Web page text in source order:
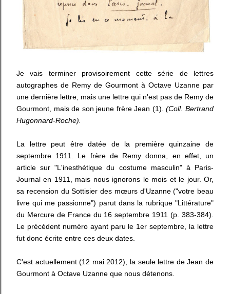
Je vais terminer provisoirement cette série de lettres
autographes de Remy de Gourmont à Octave Uzanne par
une dernière lettre, mais une lettre qui n'est pas de Remy de
Gourmont, mais de son jeune frère Jean (1).(Coll. Bertrand
Hugonnard-Roche).
La lettre peut être datée de la première quinzaine de
septembre 1911. Le frère de Remy donna, en effet, un
article sur "L'inesthétique du costume masculin" à Paris-
Journal en 1911, mais nous ignorons le mois et le jour. Or,
sa recension du Sottisier des mœurs d'Uzanne ("votre beau
livre qui me passionne") parut dans la rubrique "Littérature"
du Mercure de France du 16 septembre 1911 (p. 383-384).
Le précédent numéro ayant paru le 1er septembre, la lettre
fut donc écrite entre ces deux dates.
C'est actuellement (12 mai 2012), la seule lettre de Jean de
Gourmont à Octave Uzanne que nous détenons.